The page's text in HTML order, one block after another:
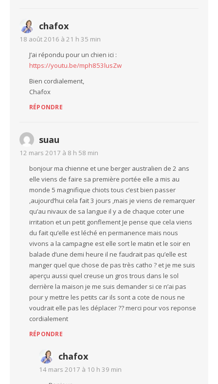
chafox
18 août 2016 à 21 h 35 min
J’ai répondu pour un chien ici :
https://youtu.be/mph853lusZw
Bien cordialement,
Chafox
RÉPONDRE
suau
12 mars 2017 à 8 h 58 min
bonjour ma chienne et une berger australien de 2 ans
elle viens de faire sa première portée elle a mis au
monde 5 magnifique chiots tous c’est bien passer
,aujourd’hui cela fait 3 jours ,mais je viens de remarquer
qu’au nivaux de sa langue il y a de chaque coter une
irritation et un petit gonflement Je pense que cela viens
du fait qu’elle est léché en permanence mais nous
vivons a la campagne est elle sort le matin et le soir en
balade d’une demi heure il ne faudrait pas qu’elle est
manger quel que chose de pas très catho ? et je me suis
aperçu aussi quel creuse un gros trous dans le sol
derrière la maison je me suis demander si ce n’ai pas
pour y mettre les petits car ils sont a cote de nous ne
voudrait elle pas les déplacer ?? merci pour vos reponse
cordialement
RÉPONDRE
chafox
14 mars 2017 à 10 h 39 min